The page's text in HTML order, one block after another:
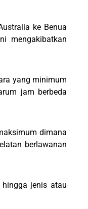
ke Benua
mengakibatkan
yang minimum
jam berbeda
dimana
berlawanan
jenis atau